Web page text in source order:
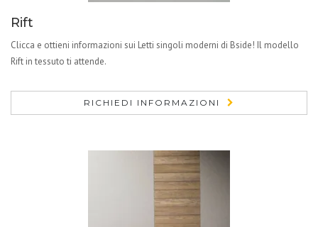
Rift
Clicca e ottieni informazioni sui Letti singoli moderni di Bside! Il modello
Rift in tessuto ti attende.
RICHIEDI INFORMAZIONI